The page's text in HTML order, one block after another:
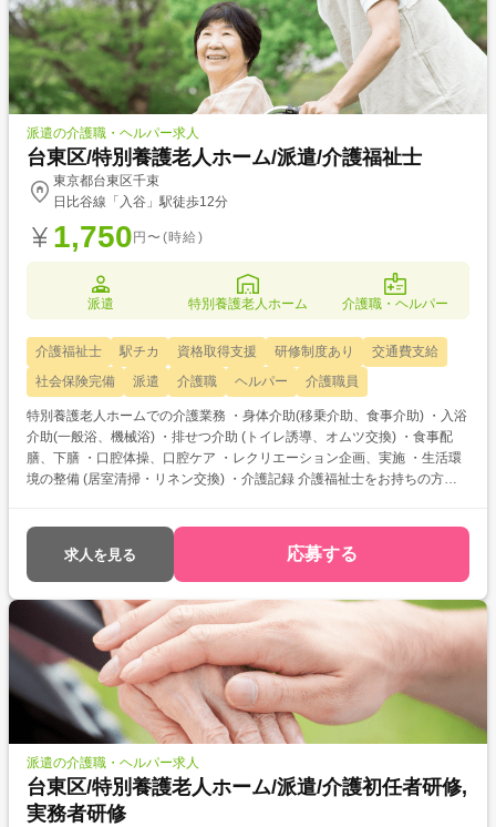
派遣の介護職・ヘルパー求人
台東区/特別養護老人ホーム/派遣/介護福祉士
東京都台東区千束
日比谷線「入谷」駅徒歩12分
1,750 円〜(時給)
派遣 特別養護老人ホーム 介護職・ヘルパー
介護福祉士 駅チカ 資格取得支援 研修制度あり
交通費支給
社会保険完備
派遣 介護職 ヘルパー 介護職員
特別養護老人ホームでの介護業務 ・身体介助(移乗介助、食事介助) ・入浴
介助(一般浴、機械浴) ・排せつ介助 (トイレ誘導、オムツ交換) ・食事配
膳、下膳 ・口腔体操、口腔ケア ・レクリエーション企画、実施 ・生活環
境の整備 (居室清掃・リネン交換) ・介護記録 介護福祉士をお持ちの方を
い) ・対人スキルアップ (幅広20代～60代活躍中の職場でコミュニケーシ
ョン力を磨きたい)
求人を見る 応募する
派遣の介護職・ヘルパー求人
台東区/特別養護老人ホーム/派遣/介護初任者研修,
実務者研修